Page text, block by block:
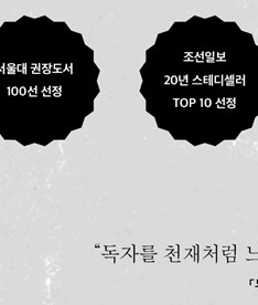
변이
놈이 일등한다
음씨 나쁜 놈